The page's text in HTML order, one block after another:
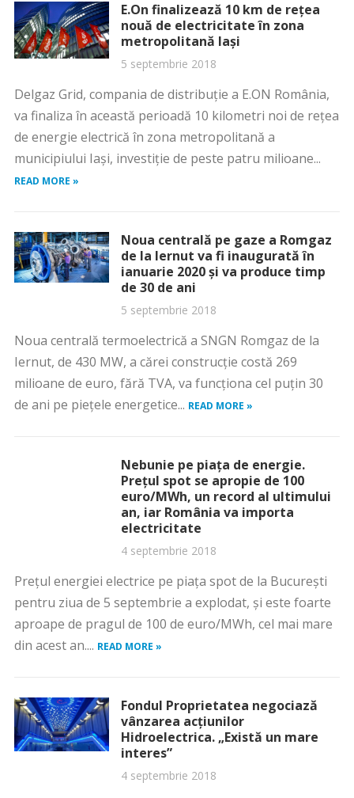
E.On finalizează 10 km de reţea
nouă de electricitate în zona
metropolitană Iaşi
5 septembrie 2018
Delgaz Grid, compania de distribuţie a E.ON România,
va finaliza în această perioadă 10 kilometri noi de reţea
de energie electrică în zona metropolitană a
municipiului Iaşi, investiţie de peste patru milioane...
READ MORE »
Noua centrală pe gaze a Romgaz
de la Iernut va fi inaugurată în
ianuarie 2020 şi va produce timp
de 30 de ani
5 septembrie 2018
Noua centrală termoelectrică a SNGN Romgaz de la
Iernut, de 430 MW, a cărei construcţie costă 269
milioane de euro, fără TVA, va funcţiona cel puţin 30
de ani pe pieţele energetice... READ MORE »
Nebunie pe piaţa de energie.
Preţul spot se apropie de 100
euro/MWh, un record al ultimului
an, iar România va importa
electricitate
4 septembrie 2018
Preţul energiei electrice pe piaţa spot de la Bucureşti
pentru ziua de 5 septembrie a explodat, şi este foarte
aproape de pragul de 100 de euro/MWh, cel mai mare
din acest an.... READ MORE »
Fondul Proprietatea negociază
vânzarea acţiunilor
Hidroelectrica. „Există un mare
interes”
4 septembrie 2018